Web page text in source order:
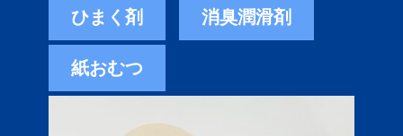
ひまく剤 消臭潤滑剤
紙おむつ